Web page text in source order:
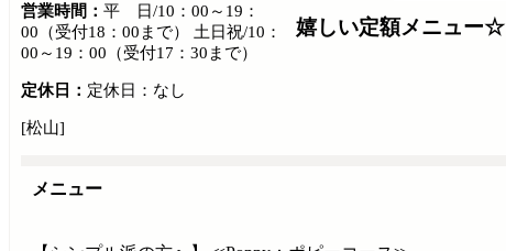
嬉しい定額メニュー☆
営業時間： 平 日/10：00～19：
00（受付18：00まで） 土日祝/10：
00～19：00（受付17：30まで）
定休日： 定休日：なし
[松山]
メニュー